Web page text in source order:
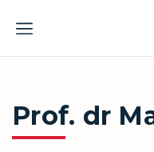
content
Prof. dr